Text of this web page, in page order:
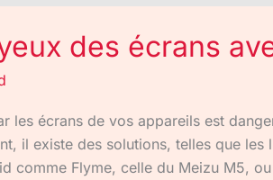
des écrans
les écrans de vos appareils est
il existe des solutions, telles que les
comme Flyme, celle du Meizu M5,